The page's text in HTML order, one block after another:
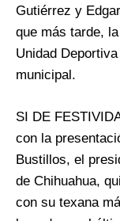
Gutiérrez y
que más tarde,
Unidad
municipal.
SI DE
con la
Bustillos, el
de Chihuahua,
con su texana